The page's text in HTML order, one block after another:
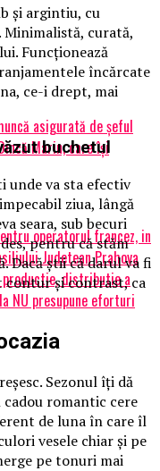
asigurată de șeful
Marin, care își
operatorul francez, in
Judetean Prahova
distributie a
NU presupune eforturi
și argintiu, cu
curată,
Funcționează
încărcate
ce-i drept, mai
buchetul
unde va sta efectiv
ziua, lângă
seara, sub becuri
pentru că stăm
Dacă știi că darul va fi
contur și contrast, ca
Sezonul îți dă
cadou romantic cere
de luna în care îl
vesele chiar și pe
pe tonuri mai